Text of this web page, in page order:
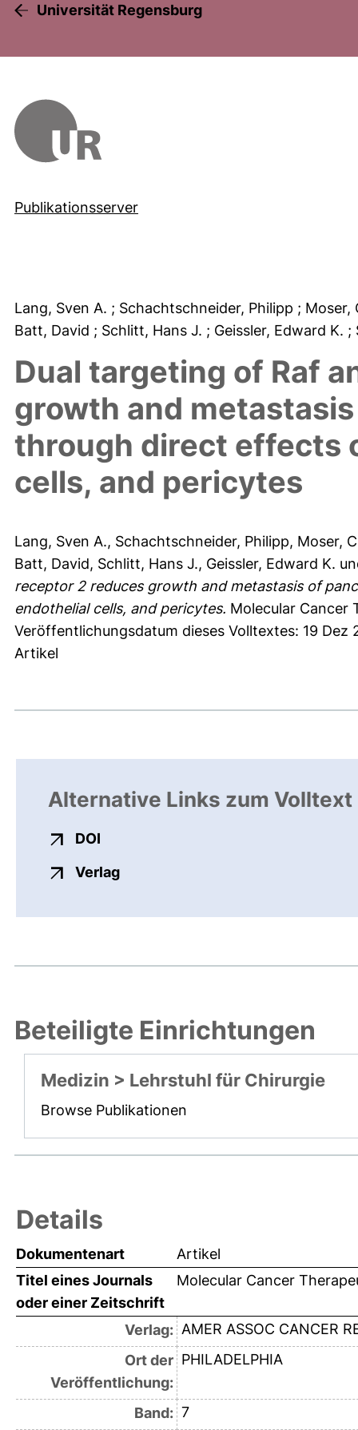
Universität Regensburg
Publikationsserver
Lang, Sven A. ; Schachtschneider, Philipp ;
Batt, David ; Schlitt, Hans J. ; Geissler, Edward K. ;
Dual targeting of Raf
growth and
through direct effects
cells, and pericytes
Lang, Sven A., Schachtschneider, Philipp, Moser,
Batt, David, Schlitt, Hans J., Geissler, Edward K.
receptor 2 reduces growth and metastasis of
endothelial cells, and pericytes. Molecular Cancer
Veröffentlichungsdatum dieses Volltextes: 19 Dez
Artikel
Alternative Links zum Volltext
DOI
Verlagexterner Link, öffnet neues
Beteiligte Einrichtungen
Medizin > Lehrstuhl für Chirurgie
Browse Publikationen
Details
Dokumentenart
Artikel
Titel eines Journals
oder einer Zeitschrift
Molecular Cancer
Verlag: AMER ASSOC CANCER
Ort der
Veröffentlichung:
PHILADELPHIA
Band: 7